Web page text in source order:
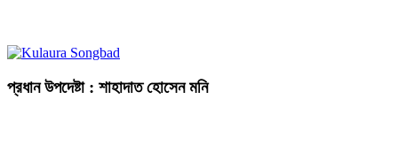
প্রধান উপদেষ্টা : শাহাদাত হোসেন মনি